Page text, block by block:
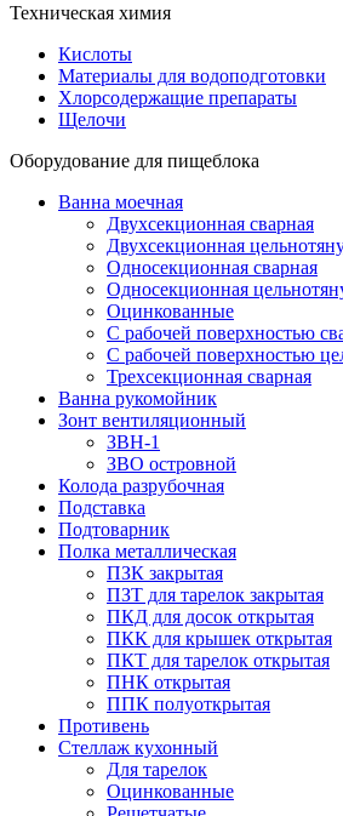
Техническая химия
Кислоты
Материалы для водоподготовки
Хлорсодержащие препараты
Щелочи
Оборудование для пищеблока
Ванна моечная
Двухсекционная сварная
Двухсекционная
Односекционная сварная
Односекционная
Оцинкованные
С рабочей поверхностью
С рабочей поверхностью
Трехсекционная сварная
Ванна рукомойник
Зонт вентиляционный
ЗВН-1
ЗВО островной
Колода разрубочная
Подставка
Подтоварник
Полка металлическая
ПЗК закрытая
ПЗТ для тарелок закрытая
ПКД для досок открытая
ПКК для крышек открытая
ПКТ для тарелок открытая
ПНК открытая
ППК полуоткрытая
Противень
Стеллаж кухонный
Для тарелок
Оцинкованные